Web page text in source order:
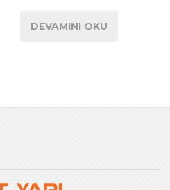
DEVAMINI OKU